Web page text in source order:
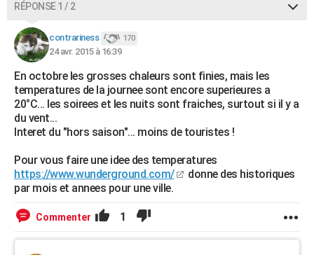
Carte de Noël
Carte Bonne année
Carte Saint-Valentin
Carte Pâques
Carte d'anniversaire
DICTIONNAIRE
Dictionnaire
Biographies
Citations
Expressions
Proverbes
PROGRAMME TV
COPAINS D'AVANT
S'inscrire
Se connecter
Lycées
Collèges
Primaires
Universités
Entreprises
Service militaire
Avis de recherche
AVIS DE DÉCÈS
FORUM
Bricolage
Lifestyle
Culture
Sport
Auto
Television
Voyage
Cinema
RÉPONSE 1 / 2
contrariness 170
24 avr. 2015 à 16:39
En octobre les grosses chaleurs sont finies, mais les
temperatures de la journee sont encore superieures a
20°C... les soirees et les nuits sont fraiches, surtout si il y a
du vent...
Interet du "hors saison"... moins de touristes !
Pour vous faire une idee des temperatures
https://www.wunderground.com/
donne des historiques
par mois et annees pour une ville.
Commenter 1